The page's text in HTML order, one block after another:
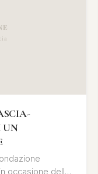
UN
occasione della